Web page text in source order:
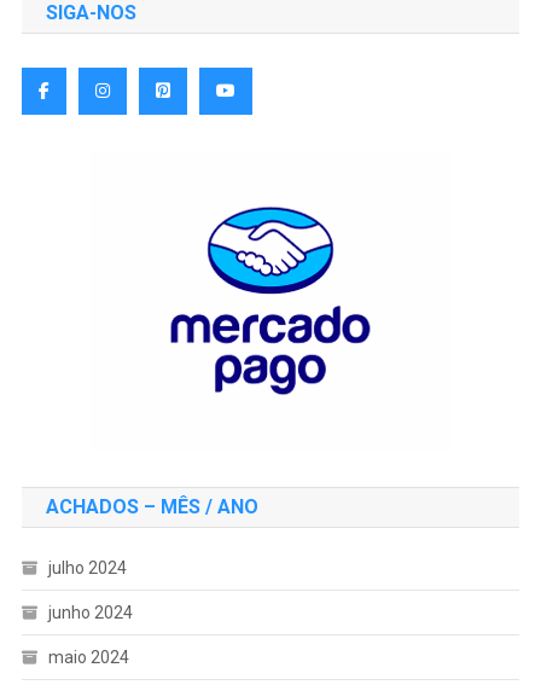
SIGA-NOS
ACHADOS – MÊS / ANO
julho 2024
junho 2024
maio 2024